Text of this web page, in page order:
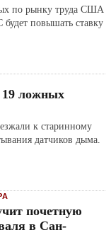
по рынку труда США
повышать ставку
19 ложных
к старинному
датчиков дыма.
почетную
в Сан-